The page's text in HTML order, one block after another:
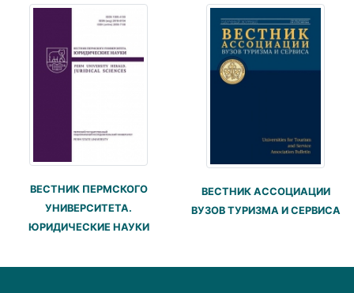
ВЕСТНИК ПЕРМСКОГО
УНИВЕРСИТЕТА.
ЮРИДИЧЕСКИЕ НАУКИ
ВЕСТНИК АССОЦИАЦИИ
ВУЗОВ ТУРИЗМА И СЕРВИСА